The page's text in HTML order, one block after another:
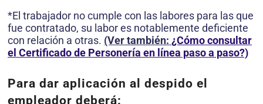
*El trabajador no cumple con las labores para las que
fue contratado, su labor es notablemente deficiente
con relación a otras. (Ver también: ¿Cómo consultar
el Certificado de Personería en línea paso a paso?)
Para dar aplicación al despido el
empleador deberá: